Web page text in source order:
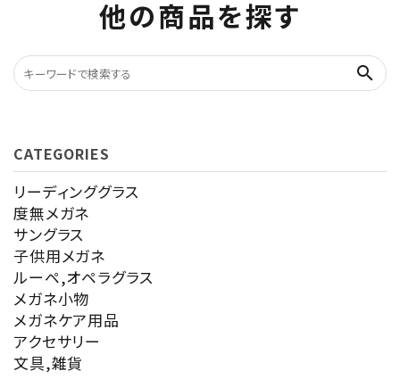
他の商品を探す
search
CATEGORIES
リーディンググラス
度無メガネ
サングラス
子供用メガネ
ルーペ,オペラグラス
メガネ小物
メガネケア用品
アクセサリー
文具,雑貨